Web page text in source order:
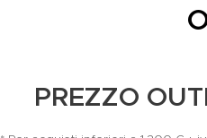
PREZZO